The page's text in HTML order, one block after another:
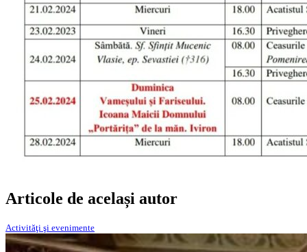
Articole de același autor
Activităţi şi evenimente